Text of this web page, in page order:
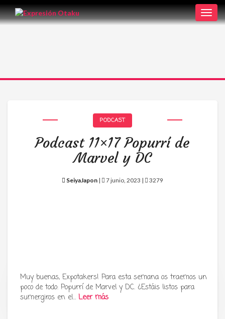
Tu radio y podcast sobre manga,
anime y cultura japonesa ツ
PODCAST
Podcast 11×17 Popurrí de
Marvel y DC
SeiyaJapon | 7 junio, 2023 | 3279
Muy buenas, Expotakers! Para esta semana os traemos un
poco de todo: Popurrí de Marvel y DC. ¿Estáis listos para
sumergiros en el… Leer más